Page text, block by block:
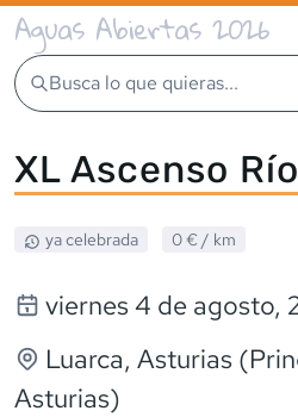
Aguas Abiertas 2026
Busca lo que quieras...
XL Ascenso
ya celebrada 0 € / km
viernes 4 de agosto,
Luarca, Asturias
Asturias)